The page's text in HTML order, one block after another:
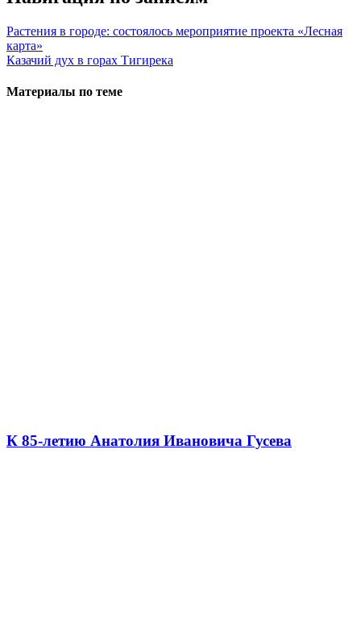
Растения в городе: состоялось мероприятие проекта «Лесная
карта»
Казачий дух в горах Тигирека
Материалы по теме
К 85-летию Анатолия Ивановича Гусева